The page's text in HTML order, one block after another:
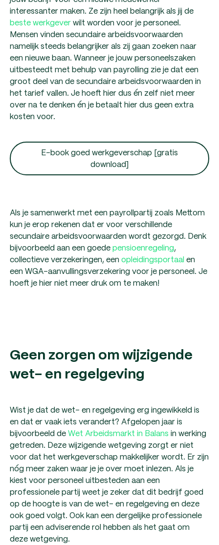
interessanter maken. Ze zijn heel belangrijk als jij de
beste werkgeverwilt worden voor je personeel.
Mensen vinden secundaire arbeidsvoorwaarden
namelijk steeds belangrijker als zij gaan zoeken naar
een nieuwe baan. Wanneer je jouw personeelszaken
uitbesteedt met behulp van payrolling zie je dat een
groot deel van de secundaire arbeidsvoorwaarden in
het tarief vallen. Je hoeft hier dus én zelf niet meer
over na te denken én je betaalt hier dus geen extra
kosten voor.
E-book goed werkgeverschap [gratis
download]
Als je samenwerkt met een payrollpartij zoals Mettom
kun je erop rekenen dat er voor verschillende
secundaire arbeidsvoorwaarden wordt gezorgd. Denk
bijvoorbeeld aan een goedepensioenregeling,
collectieve verzekeringen, een opleidingsportaal en
een WGA-aanvullingsverzekering voor je personeel. Je
hoeft je hier niet meer druk om te maken!
Geen zorgen om wijzigende
wet- en regelgeving
Wist je dat de wet- en regelgeving erg ingewikkeld is
en dat er vaak iets verandert? Afgelopen jaar is
bijvoorbeeld deWet Arbeidsmarkt in Balans in werking
getreden. Deze wijzigende wetgeving zorgt er niet
voor dat het werkgeverschap makkelijker wordt. Er zijn
nóg meer zaken waar je je over moet inlezen. Als je
kiest voor personeel uitbesteden aan een
professionele partij weet je zeker dat dit bedrijf goed
op de hoogte is van de wet- en regelgeving en deze
ook goed volgt. Ook kan een dergelijke professionele
partij een adviserende rol hebben als het gaat om
deze wetgeving.